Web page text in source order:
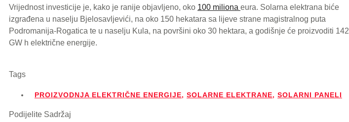
Vrijednost investicije je, kako je ranije objavljeno, oko 100 miliona eura. Solarna elektrana biće
izgrađena u naselju Bjelosavljevići, na oko 150 hekatara sa lijeve strane magistralnog puta
Podromanija-Rogatica te u naselju Kula, na površini oko 30 hektara, a godišnje će proizvoditi 142
GW h električne energije.
Tags
PROIZVODNJA ELEKTRIČNE ENERGIJE, SOLARNE ELEKTRANE, SOLARNI PANELI
Podijelite Sadržaj